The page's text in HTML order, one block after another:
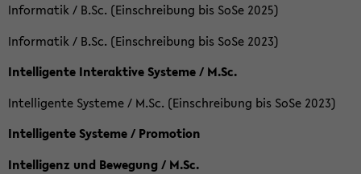
Informatik / B.Sc. (Einschreibung bis SoSe 2025)
Informatik / B.Sc. (Einschreibung bis SoSe 2023)
Intelligente Interaktive Systeme / M.Sc.
Intelligente Systeme / M.Sc. (Einschreibung bis SoSe 2023)
Intelligente Systeme / Promotion
Intelligenz und Bewegung / M.Sc.